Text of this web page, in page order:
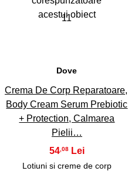
11
Dove
Crema De Corp Reparatoare,
Body Cream Serum Prebiotic
+ Protection, Calmarea
Pielii…
54,08
Lotiuni si creme de corp